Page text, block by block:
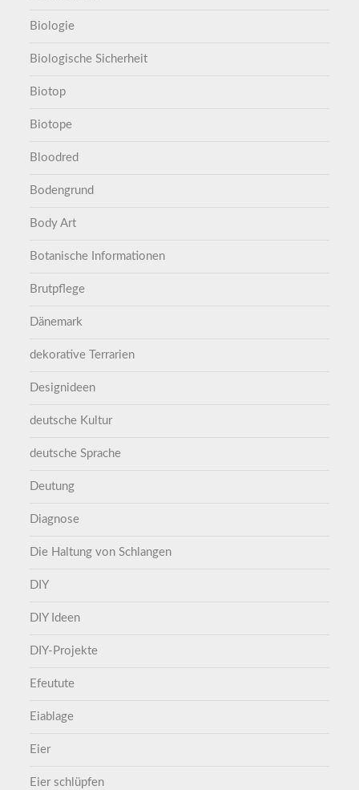
Biologie
Biologische Sicherheit
Biotop
Biotope
Bloodred
Bodengrund
Body Art
Botanische Informationen
Brutpflege
Dänemark
dekorative Terrarien
Designideen
deutsche Kultur
deutsche Sprache
Deutung
Diagnose
Die Haltung von Schlangen
DIY
DIY Ideen
DIY-Projekte
Efeutute
Eiablage
Eier
Eier schlüpfen